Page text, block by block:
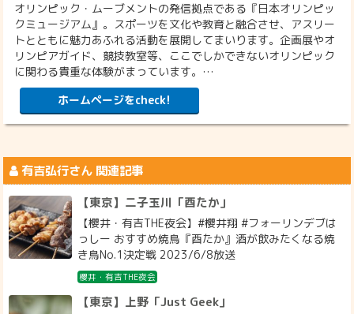
オリンピック・ムーブメントの発信拠点である『日本オリンピッ
クミュージアム』。スポーツを文化や教育と融合させ、アスリー
トとともに魅力あふれる活動を展開してまいります。企画展やオ
リンピアガイド、競技教室等、ここでしかできないオリンピック
に関わる貴重な体験がまっています。…
ホームページをcheck!
有吉弘行さん 関連記事
【東京】二子玉川「酉たか」
【櫻井・有吉THE夜会】#櫻井翔 #フォーリンデブは
っしー おすすめ焼鳥『酉たか』酒が飲みたくなる焼
き鳥No.1決定戦 2023/6/8放送
櫻井・有吉THE夜会
【東京】上野「Just Geek」